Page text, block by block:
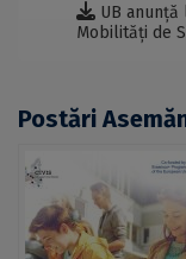
UB
Mobilități de
Postări